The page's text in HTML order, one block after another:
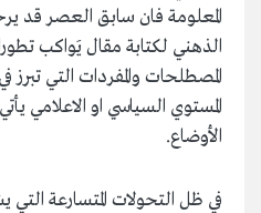
المعلومة فان سابق العصر قد
الذهني لكتابة مقال يَواكب
المصطلحات والمفردات التي
المستوي السياسي او الاعلامي
الأوضاع.
في ظل التحولات المتسارعة